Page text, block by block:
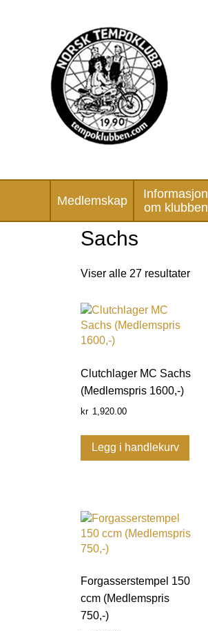
Medlemskap
Informasjon
om klubben
Sachs
Viser alle 27 resultater
Clutchlager MC Sachs
(Medlemspris 1600,-)
kr 1,920.00
Legg i handlekurv
Forgasserstempel 150
ccm (Medlemspris
750,-)